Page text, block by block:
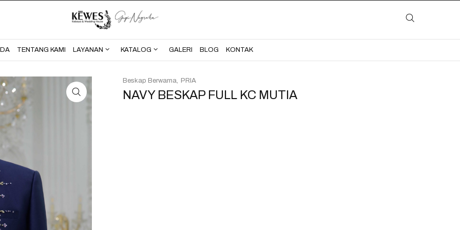
BERANDA KONTAK
TENTANG KAMI LAYANAN KATALOG GALERI BLOG KONTAK
NAVY BESKAP FULL KC MUTIA
Beskap Berwarna PRIA